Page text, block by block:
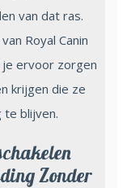
van dat ras.
Royal Canin
ervoor zorgen
krijgen die ze
te blijven.
Zonder